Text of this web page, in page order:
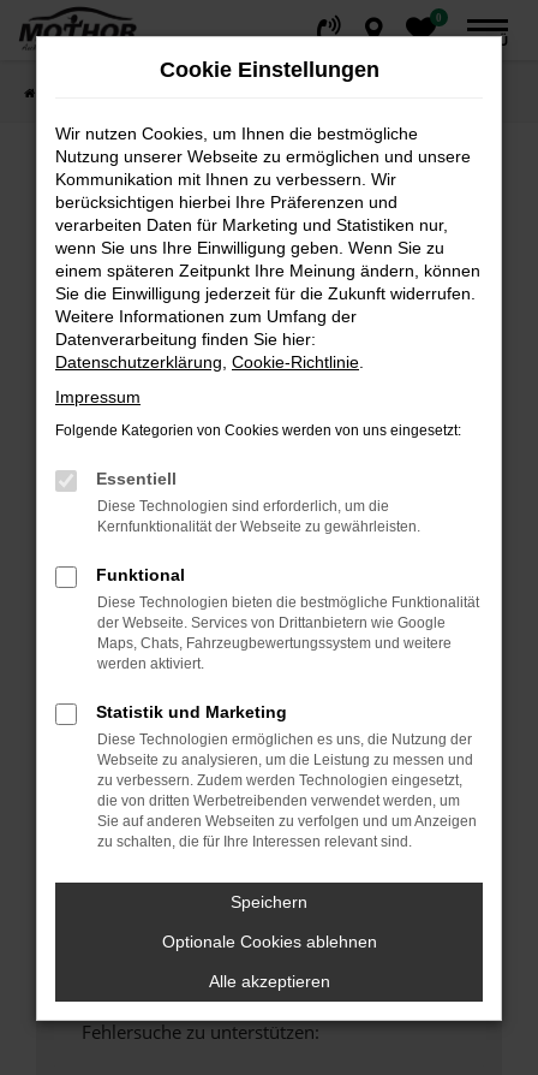
Zum
0
MENÜ
Fehler: Network Error
Beim Laden ist ein Fehler aufgetreten.
Hier sind ein paar Tipps, die dir helfen können:
Überprüfe deine Firewall und deine
Internetverbindung.
Suchmaschine?
Manche Erweiterungen, wie Werbeblocker,
können das Laden bestimmter Seiten
verhindern. Funktioniert die Seite in einem
Fenster?
Starte dein Gerät neu.
Das kann manchmal helfen, vorübergehende
Probleme zu beheben.
Stelle sicher, dass dein Browser und dein
Betriebssystem auf dem neuesten Stand
sind.
Veraltete Software birgt nicht nur ein
Sicherheitsrisiko, sondern kann auch dazu
führen, dass bestimmte Funktionen nicht mehr
Wende dich an den Webseitenbetreiber.
hast, kontaktiere uns bitte. Wir werden
versuchen, das Problem zu beheben. Du kannst
uns diesen Text schicken, um uns bei der
Fehlersuche zu unterstützen:
Cookie Einstellungen
Wir nutzen Cookies, um Ihnen die bestmögliche
Nutzung unserer Webseite zu ermöglichen und unsere
Kommunikation mit Ihnen zu verbessern. Wir
berücksichtigen hierbei Ihre Präferenzen und
verarbeiten Daten für Marketing und Statistiken nur,
wenn Sie uns Ihre Einwilligung geben. Wenn Sie zu
einem späteren Zeitpunkt Ihre Meinung ändern, können
Sie die Einwilligung jederzeit für die Zukunft widerrufen.
Weitere Informationen zum Umfang der
Datenverarbeitung finden Sie hier:
Datenschutzerklärung Cookie-Richtlinie
Impressum
Folgende Kategorien von Cookies werden von uns eingesetzt:
Essentiell
Diese Technologien sind erforderlich, um die
Kernfunktionalität der Webseite zu gewährleisten.
Funktional
Diese Technologien bieten die bestmögliche Funktionalität
der Webseite. Services von Drittanbietern wie Google
Maps, Chats, Fahrzeugbewertungssystem und weitere
werden aktiviert.
Statistik und Marketing
Diese Technologien ermöglichen es uns, die Nutzung der
Webseite zu analysieren, um die Leistung zu messen und
zu verbessern. Zudem werden Technologien eingesetzt,
die von dritten Werbetreibenden verwendet werden, um
Sie auf anderen Webseiten zu verfolgen und um Anzeigen
zu schalten, die für Ihre Interessen relevant sind.
Speichern
Optionale Cookies ablehnen
Alle akzeptieren